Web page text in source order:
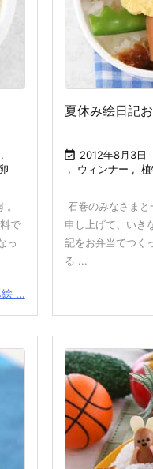
,
卵
で
っ
...
夏休み絵日記
 2012年8月3日
,
ウィンナー ,
石巻のみなさま
申し上げて、いき
記をお弁当でつく
る ...